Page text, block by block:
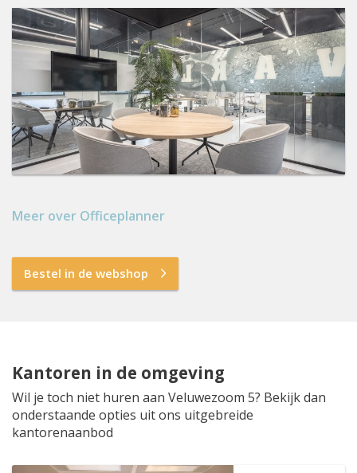
Meer over Officeplanner
Bestel in de webshop
Kantoren in de omgeving
Wil je toch niet huren aan Veluwezoom 5? Bekijk dan
onderstaande opties uit ons uitgebreide
kantorenaanbod